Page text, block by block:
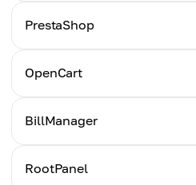
Tutorial
PrestaShop
Tutorial
OpenCart
Tutorial
BillManager
Tutorial
RootPanel